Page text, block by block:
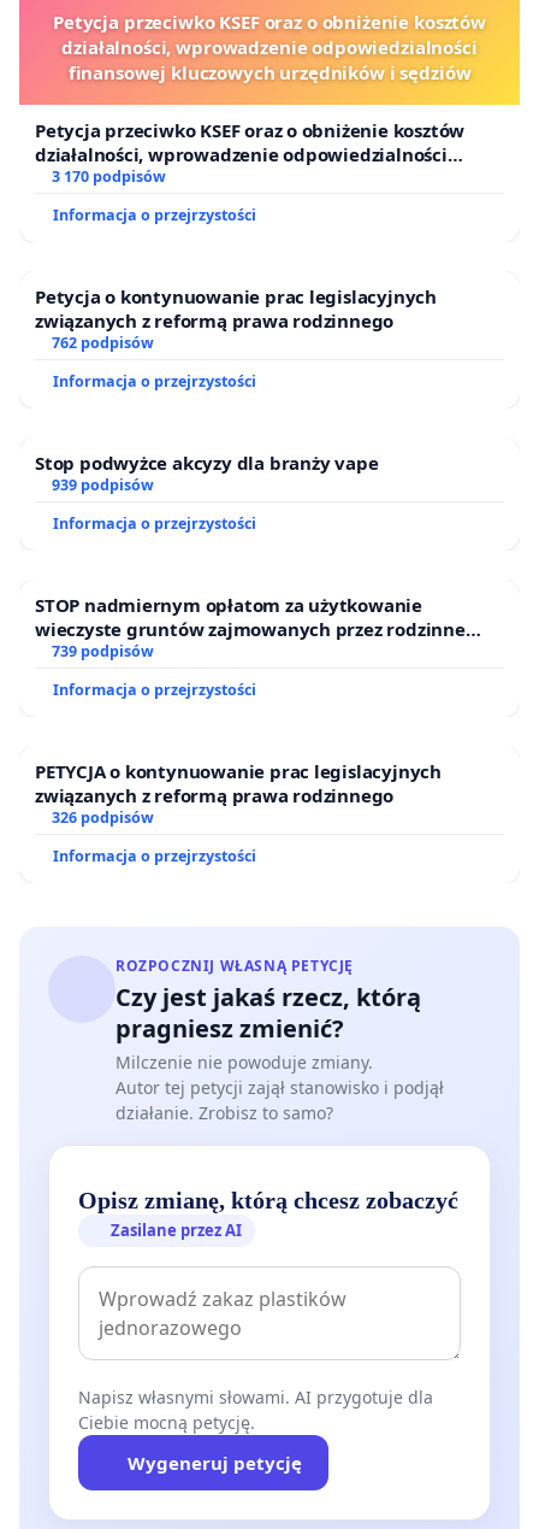
Petycja przeciwko KSEF oraz o obniżenie kosztów
działalności, wprowadzenie odpowiedzialności
finansowej kluczowych urzędników i sędziów
Petycja przeciwko KSEF oraz o obniżenie kosztów
działalności, wprowadzenie odpowiedzialności
finansowej kluczowych urzędników i sędziów
3 170 podpisów
Informacja o przejrzystości
Petycja o kontynuowanie prac legislacyjnych
związanych z reformą prawa rodzinnego
762 podpisów
Informacja o przejrzystości
Stop podwyżce akcyzy dla branży vape
939 podpisów
Informacja o przejrzystości
STOP nadmiernym opłatom za użytkowanie
wieczyste gruntów zajmowanych przez rodzinne
ogrody działkowe.
739 podpisów
Informacja o przejrzystości
PETYCJA o kontynuowanie prac legislacyjnych
związanych z reformą prawa rodzinnego
326 podpisów
Informacja o przejrzystości
ROZPOCZNIJ WŁASNĄ PETYCJĘ
Czy jest jakaś rzecz, którą
pragniesz zmienić?
Milczenie nie powoduje zmiany.
Autor tej petycji zajął stanowisko i podjął
działanie. Zrobisz to samo?
Opisz zmianę, którą chcesz zobaczyć
Zasilane przez AI
Napisz własnymi słowami. AI przygotuje dla
Ciebie mocną petycję.
Wygeneruj petycję